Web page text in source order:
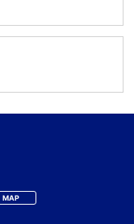
MAP